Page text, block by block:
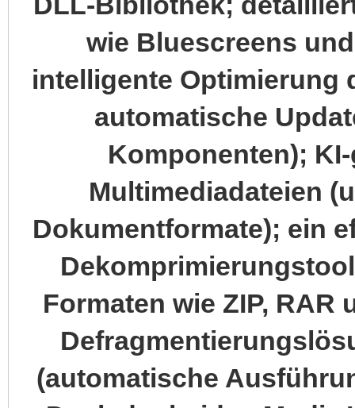
wie Bluescreens
intelligente Optimierung
automatische
Komponenten);
Multimediadateien
Dokumentformate); ein
Formaten wie ZIP, RAR
(automatische